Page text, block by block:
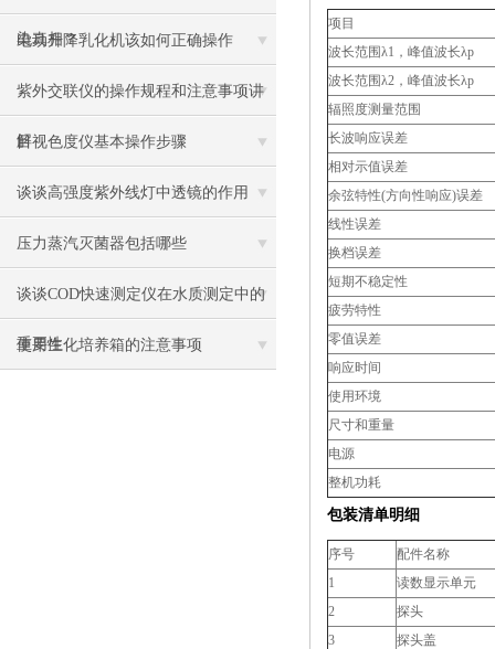
染真相？
电动升降乳化机该如何正确操作
紫外交联仪的操作规程和注意事项讲
解
目视色度仪基本操作步骤
谈谈高强度紫外线灯中透镜的作用
压力蒸汽灭菌器包括哪些
谈谈COD快速测定仪在水质测定中的
重要性
使用生化培养箱的注意事项
项目
波长范围λ1，峰值波长λp
波长范围λ2，峰值波长λp
辐照度测量范围
长波响应误差
相对示值误差
余弦特性(方向性响应)误差
线性误差
换档误差
短期不稳定性
疲劳特性
零值误差
响应时间
使用环境
尺寸和重量
电源
整机功耗
包装清单明细
序号
配件名称
1
读数显示单元
2
探头
3
探头盖